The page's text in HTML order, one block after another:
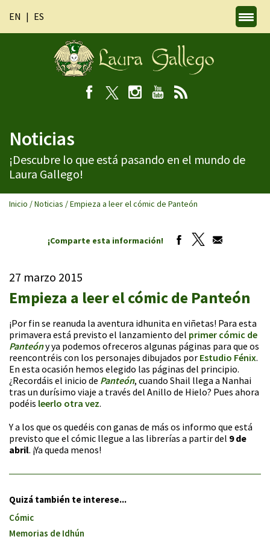
EN ES
Noticias
¡Descubre lo que está pasando en el mundo de
Laura Gallego!
Inicio /Noticias /Empieza a leer el cómic de Panteón
¡Comparte esta información!
27 marzo 2015
Empieza a leer el cómic de Panteón
¡Por fin se reanuda la aventura idhunita en viñetas! Para esta
primavera está previsto el lanzamiento del primer cómic de
Panteóny ya podemos ofreceros algunas páginas para que os
reencontréis con los personajes dibujados por Estudio Fénix.
En esta ocasión hemos elegido las páginas del principio.
¿Recordáis el inicio de Panteón, cuando Shail llega a Nanhai
tras un durísimo viaje a través del Anillo de Hielo? Pues ahora
podéis leerlo otra vez.
Y a los que os quedéis con ganas de más os informo que está
previsto que el cómic llegue a las librerías a partir del 9 de
abril. ¡Ya queda menos!
Quizá también te interese...
Cómic
Memorias de Idhún